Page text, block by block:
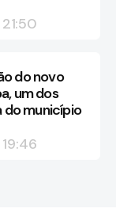
21:50
do novo
um dos
município
19:46